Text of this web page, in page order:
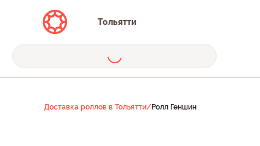
Тольятти
Доставка роллов в Тольятти/Ролл Геншин